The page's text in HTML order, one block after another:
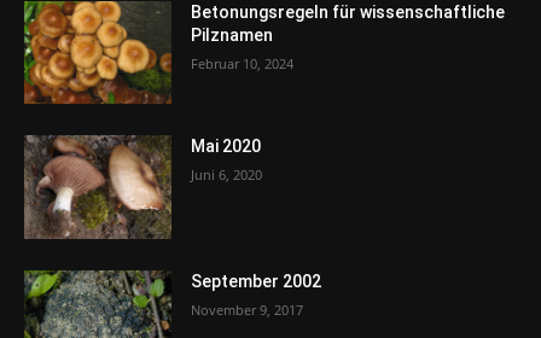
Betonungsregeln für wissenschaftliche
Pilznamen
Februar 10, 2024
Mai 2020
Juni 6, 2020
September 2002
November 9, 2017